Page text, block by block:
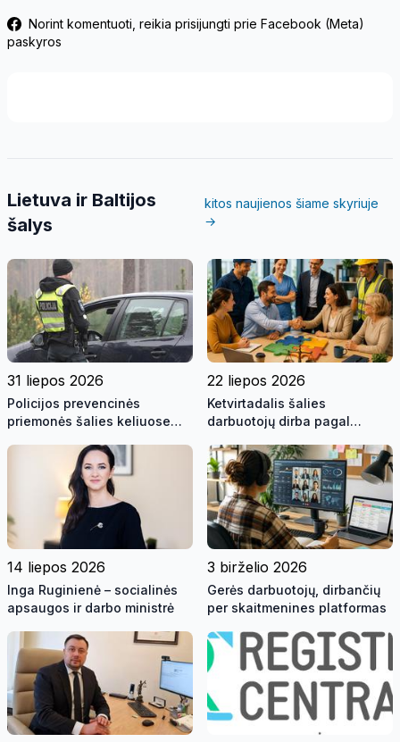
Norint komentuoti, reikia prisijungti prie Facebook (Meta)
paskyros
Lietuva ir Baltijos
šalys
kitos naujienos šiame skyriuje
→
31 liepos 2026
Policijos prevencinės
priemonės šalies keliuose
22 liepos 2026
Ketvirtadalis šalies
darbuotojų dirba pagal
naudinga tiek darbuotojams,
tiek darbdaviams
14 liepos 2026
Inga Ruginienė – socialinės
apsaugos ir darbo ministrė
3 birželio 2026
Gerės darbuotojų, dirbančių
per skaitmenines platformas